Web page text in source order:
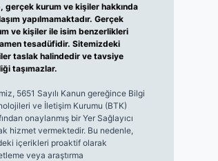
gerçek kurum ve kişiler hakkında
yapılmamaktadır. Gerçek
ve kişiler ile isim benzerlikleri
tesadüfidir. Sitemizdeki
taslak halindedir ve tavsiye
taşımazlar.
5651 Sayılı Kanun gereğince Bilgi
ve İletişim Kurumu (BTK)
onaylanmış bir Yer Sağlayıcı
hizmet vermektedir. Bu nedenle,
içerikleri proaktif olarak
veya araştırma